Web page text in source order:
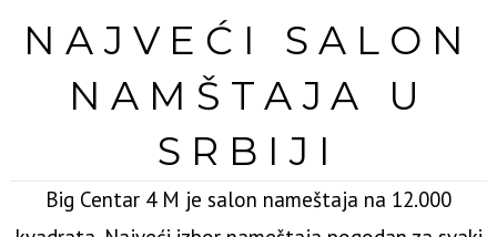
NAJVEĆI SALON
NAMŠTAJA U
SRBIJI
Big Centar 4 M je salon nameštaja na 12.000